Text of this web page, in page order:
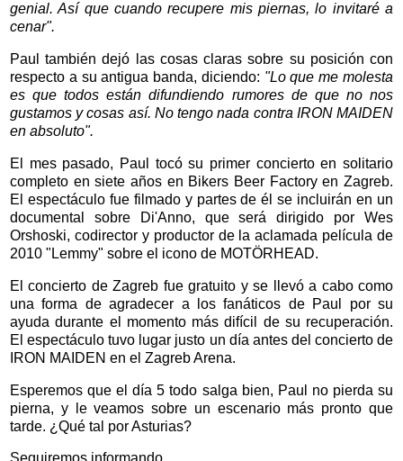
genial. Así que cuando recupere mis piernas, lo invitaré a
cenar".
Paul también dejó las cosas claras sobre su posición con
respecto a su antigua banda, diciendo: "Lo que me molesta
es que todos están difundiendo rumores de que no nos
gustamos y cosas así. No tengo nada contra IRON MAIDEN
en absoluto".
El mes pasado, Paul tocó su primer concierto en solitario
completo en siete años en Bikers Beer Factory en Zagreb.
El espectáculo fue filmado y partes de él se incluirán en un
documental sobre Di'Anno, que será dirigido por Wes
Orshoski, codirector y productor de la aclamada película de
2010 "Lemmy" sobre el icono de MOTÖRHEAD.
El concierto de Zagreb fue gratuito y se llevó a cabo como
una forma de agradecer a los fanáticos de Paul por su
ayuda durante el momento más difícil de su recuperación.
El espectáculo tuvo lugar justo un día antes del concierto de
IRON MAIDEN en el Zagreb Arena.
Esperemos que el día 5 todo salga bien, Paul no pierda su
pierna, y le veamos sobre un escenario más pronto que
tarde. ¿Qué tal por Asturias?